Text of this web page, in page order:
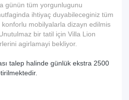
günün tüm yorgunlugunu
ihtiyaç duyabileceginiz tüm
mobilyalarla dizayn edilmis
bir tatil için Villa Lion
agirlamayi bekliyor.
talep halinde günlük ekstra 2500